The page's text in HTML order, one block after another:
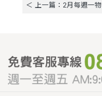
＜ 上一篇：2月每週一物